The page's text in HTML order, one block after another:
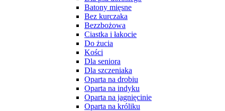
Batony mięsne
Bez kurczaka
Bezzbożowa
Ciastka i łakocie
Do żucia
Kości
Dla seniora
Dla szczeniaka
Oparta na drobiu
Oparta na indyku
Oparta na jagnięcinie
Oparta na króliku